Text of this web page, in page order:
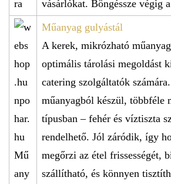
vásárlókat. Böngéssze végig
Műanyag gulyástál
A kerek, mikrózható
optimális tárolási megoldást
catering szolgáltatók
műanyagból készül, többféle
típusban – fehér és víztiszta
rendelhető. Jól záródik, így
megőrzi az étel frissességét,
szállítható, és könnyen